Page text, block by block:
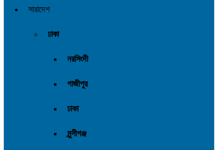
সারাদেশ
ঢাকা
নরসিংদী
গাজীপুর
ঢাকা
মুন্সীগঞ্জ